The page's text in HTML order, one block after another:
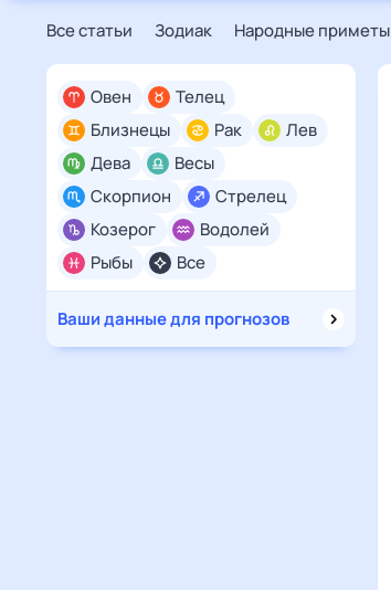
Все статьи Зодиак Народные приметы
Все
Овен
Телец
Близнецы
Рак
Лев
Дева
Весы
Скорпион
Стрелец
Козерог
Водолей
Рыбы
Ваши данные для прогнозов